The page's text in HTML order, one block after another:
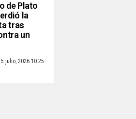
de Plato
la
tras
un
5 julio, 2026 10:25